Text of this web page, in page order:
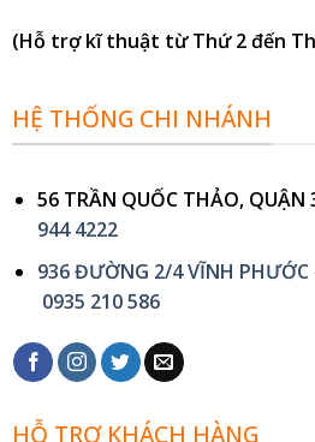
(Hỗ trợ kĩ thuật từ Thứ 2 đến
HỆ THỐNG CHI NHÁNH
56 TRẦN QUỐC THẢO, QUẬN
944 4222
936 ĐƯỜNG 2/4 VĨNH PHƯỚC
0935 210 586
HỖ TRỢ KHÁCH HÀNG